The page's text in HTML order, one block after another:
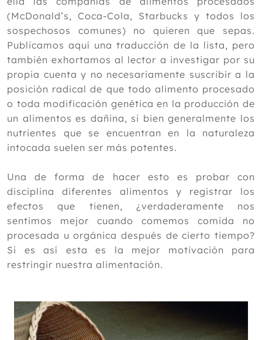
(McDonald’s, Coca-Cola, Starbucks y todos los
sospechosos comunes) no quieren que sepas.
Publicamos aquí una traducción de la lista, pero
también exhortamos al lector a investigar por su
propia cuenta y no necesariamente suscribir a la
posición radical de que todo alimento procesado
o toda modificación genética en la producción de
un alimentos es dañina, si bien generalmente los
nutrientes que se encuentran en la naturaleza
intocada suelen ser más potentes.
Una de forma de hacer esto es probar con
disciplina diferentes alimentos y registrar los
efectos que tienen, ¿verdaderamente nos
sentimos mejor cuando comemos comida no
procesada u orgánica después de cierto tiempo?
Si es así esta es la mejor motivación para
restringir nuestra alimentación.